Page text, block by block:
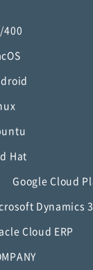
400
Hat
Google Cloud
Dynamics
Cloud ERP